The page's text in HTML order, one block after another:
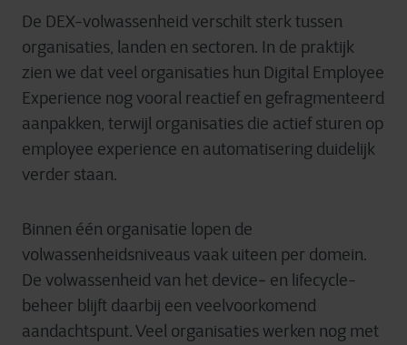
De DEX-volwassenheid verschilt sterk tussen
organisaties, landen en sectoren. In de praktijk
zien we dat veel organisaties hun Digital Employee
Experience nog vooral reactief en gefragmenteerd
aanpakken, terwijl organisaties die actief sturen op
employee experience en automatisering duidelijk
verder staan.
Binnen één organisatie lopen de
volwassenheidsniveaus vaak uiteen per domein.
De volwassenheid van het device‑ en lifecycle-
beheer blijft daarbij een veelvoorkomend
aandachtspunt. Veel organisaties werken nog met